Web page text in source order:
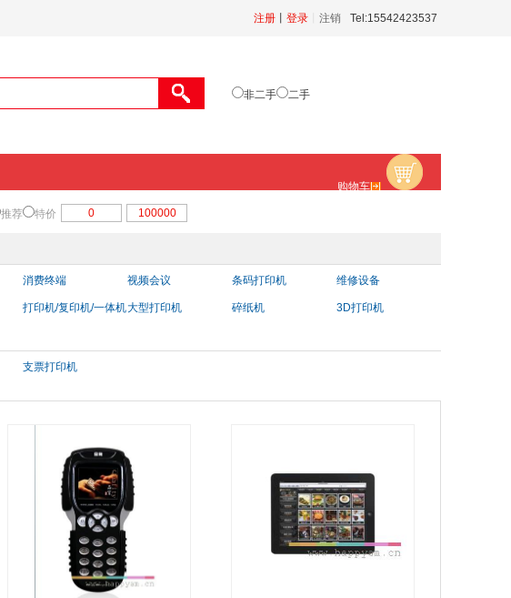
Tel:15542423537
注销
注册 登录
非二手 二手
购物车
推荐 特价
消费终端 视频会议 条码打印机 维修设备
打印机/复印机/一体机大型打印机 碎纸机 3D打印机
支票打印机